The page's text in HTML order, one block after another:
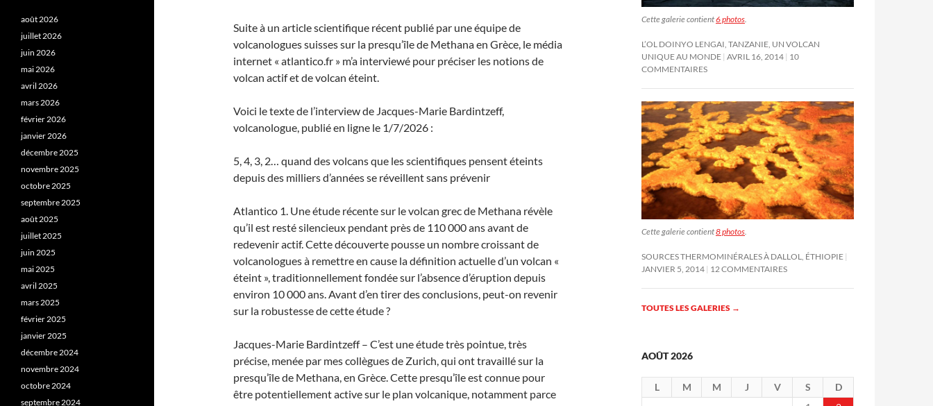
Suite à un article scientifique récent publié par une équipe de
volcanologues suisses sur la presqu’île de Methana en Grèce, le média
internet « atlantico.fr » m’a interviewé pour préciser les notions de
volcan actif et de volcan éteint.
Voici le texte de l’interview de Jacques-Marie Bardintzeff,
volcanologue, publié en ligne le 1/7/2026 :
5, 4, 3, 2… quand des volcans que les scientifiques pensent éteints
depuis des milliers d’années se réveillent sans prévenir
Atlantico 1. Une étude récente sur le volcan grec de Methana révèle
qu’il est resté silencieux pendant près de 110 000 ans avant de
redevenir actif. Cette découverte pousse un nombre croissant de
volcanologues à remettre en cause la définition actuelle d’un volcan «
éteint », traditionnellement fondée sur l’absence d’éruption depuis
environ 10 000 ans. Avant d’en tirer des conclusions, peut-on revenir
sur la robustesse de cette étude ?
Jacques-Marie Bardintzeff – C’est une étude très pointue, très
précise, menée par mes collègues de Zurich, qui ont travaillé sur la
presqu’île de Methana, en Grèce. Cette presqu’île est connue pour
être potentiellement active sur le plan volcanique, notamment parce
Cette galerie contient6 photos.
L’OL DOINYO LENGAI, TANZANIE, UN VOLCAN
UNIQUE AU MONDE AVRIL 16, 2014 10
COMMENTAIRES
Cette galerie contient8 photos
SOURCES THERMOMINÉRALES À DALLOL, ÉTHIOPIE
JANVIER 5, 2014 12 COMMENTAIRES
TOUTES LES GALERIES →
AOÛT 2026
L M M J V S
D
août 2026
juillet 2026
juin 2026
mai 2026
avril 2026
mars 2026
février 2026
janvier 2026
décembre 2025
novembre 2025
octobre 2025
septembre 2025
août 2025
juillet 2025
juin 2025
mai 2025
avril 2025
mars 2025
février 2025
janvier 2025
décembre 2024
novembre 2024
octobre 2024
septembre 2024